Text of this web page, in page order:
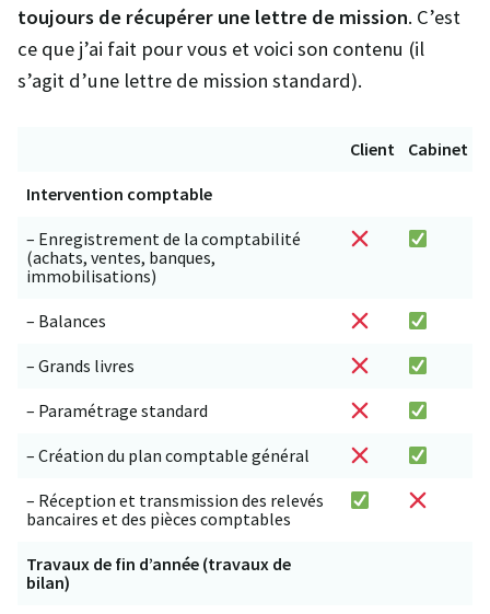
toujours de récupérer une lettre de mission. C’est
ce que j’ai fait pour vous et voici son contenu (il
s’agit d’une lettre de mission standard).
Client Cabinet
Intervention comptable
– Enregistrement de la comptabilité
(achats, ventes, banques,
immobilisations)
– Balances
– Grands livres
– Paramétrage standard
– Création du plan comptable général
– Réception et transmission des relevés
bancaires et des pièces comptables
Travaux de fin d’année (travaux de
bilan)